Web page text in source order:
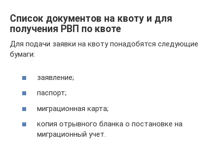
Список документов на квоту и для
получения РВП по квоте
Для подачи заявки на квоту понадобятся следующие
бумаги:
заявление;
паспорт;
миграционная карта;
копия отрывного бланка о постановке на
миграционный учет.